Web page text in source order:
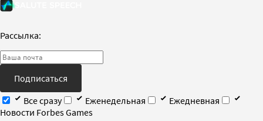
Рассылка:
Подписаться
Все сразу
Еженедельная
Ежедневная
Новости Forbes Games